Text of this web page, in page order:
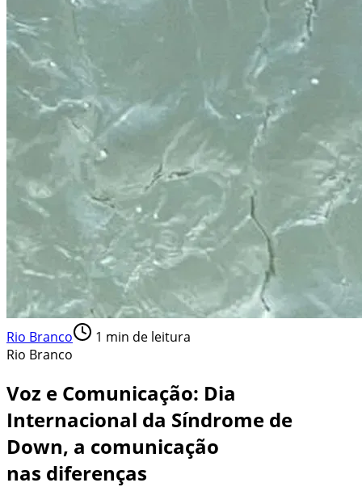
Rio Branco 1 min de leitura
Rio Branco
Voz e Comunicação: Dia
Internacional da Síndrome de
Down, a comunicação
nas diferenças